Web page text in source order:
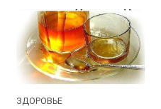
ЗДОРОВЬЕ